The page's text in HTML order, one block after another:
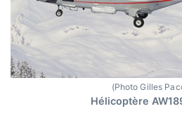
(Photo Gilles
Hélicoptère